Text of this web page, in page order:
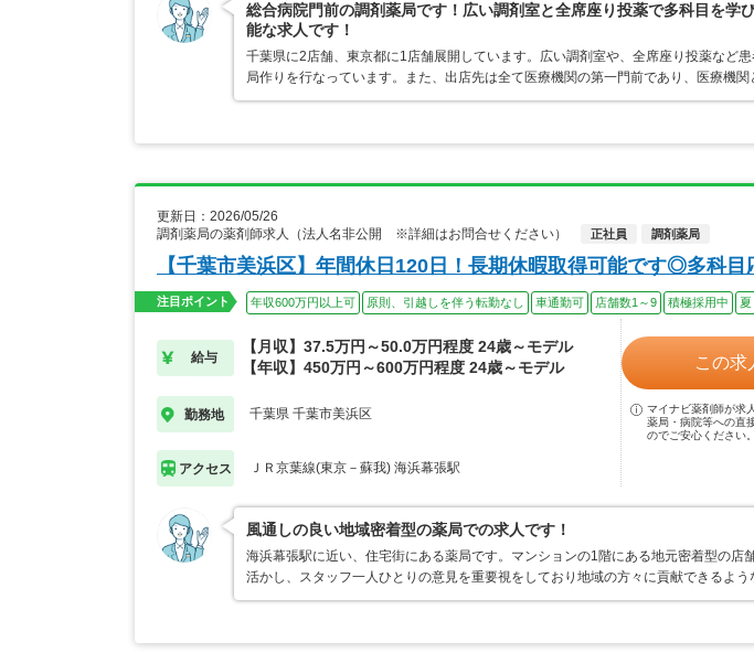
総合病院門前の調剤薬局です！広い調剤室と全席座り投薬で多科目を学
能な求人です！
千葉県に2店舗、東京都に1店舗展開しています。広い調剤室や、全席座り投薬など
局作りを行なっています。また、出店先は全て医療機関の第一門前であり、医療機
更新日：2026/05/26
調剤薬局の薬剤師求人（法人名非公開 ※詳細はお問合せください）
正社員 調剤薬局
【千葉市美浜区】年間休日120日！長期休暇取得可能です◎多科目
注目ポイント 年収600万円以上可 原則、引越しを伴う転勤なし 車通勤可 店舗数1～9 積極採用中 夏
給与
【月収】37.5万円～50.0万円程度 24歳～モデル
【年収】450万円～600万円程度 24歳～モデル
勤務地 千葉県 千葉市美浜区
アクセス ＪＲ京葉線(東京－蘇我) 海浜幕張駅
この求
マイナビ薬剤師が求
薬局・病院等への直
のでご安心ください。
風通しの良い地域密着型の薬局での求人です！
海浜幕張駅に近い、住宅街にある薬局です。マンションの1階にある地元密着型の店
活かし、スタッフ一人ひとりの意見を重要視をしており地域の方々に貢献できるよ